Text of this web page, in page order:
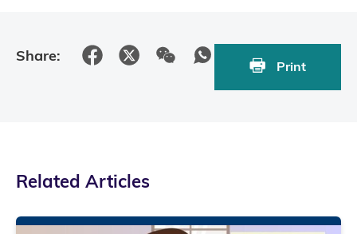
Share:
Print
Related Articles